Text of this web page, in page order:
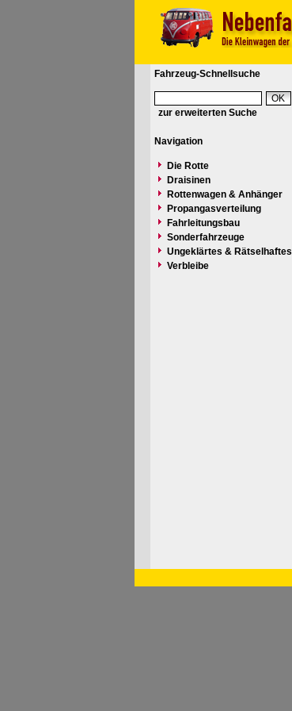
Fahrzeug-Schnellsuche
zur erweiterten Suche
Navigation
Die Rotte
Draisinen
Rottenwagen & Anhänger
Propangasverteilung
Fahrleitungsbau
Sonderfahrzeuge
Ungeklärtes & Rätselhaftes
Verbleibe